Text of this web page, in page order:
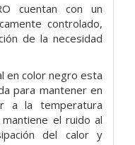
cuentan con un
controlado,
de la necesidad
en color negro esta
para mantener en
a la temperatura
el ruido al
del calor y